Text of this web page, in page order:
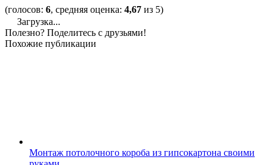
(голосов: 6, средняя оценка: 4,67 из 5)
Загрузка...
Полезно? Поделитесь с друзьями!
Похожие публикации
Монтаж потолочного короба из гипсокартона своими